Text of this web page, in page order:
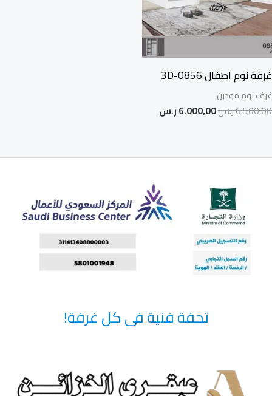
غرفة نوم اطفال 0856-3D
غرف نوم مودرن
6.500,00ر.س6.000,00ر.س
تحفة فنية فى كل غرفة!